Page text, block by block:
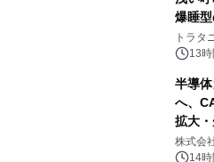
爆睡
説
トラタ
13時
半導
へ、
拡大
加速
株式会
14時